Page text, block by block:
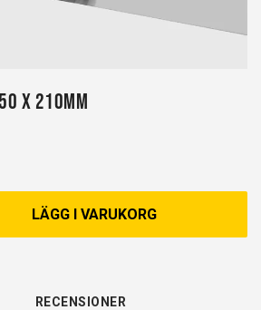
x 210mm
LÄGG I VARUKORG
RECENSIONER